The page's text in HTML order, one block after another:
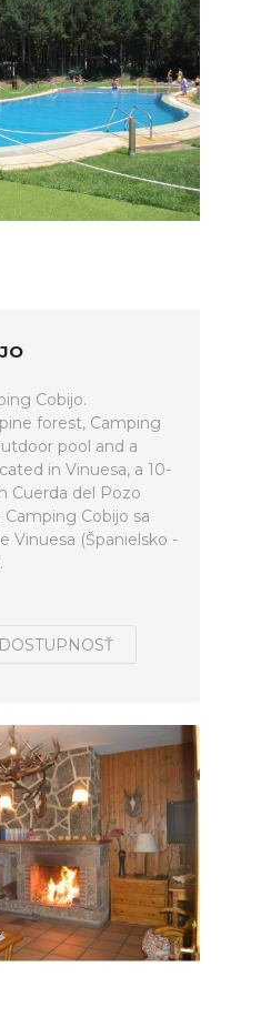
Cobijo.
forest, Camping
pool and a
in Vinuesa, a 10-
Cuerda del Pozo
Cobijo sa
Vinuesa (Španielsko -